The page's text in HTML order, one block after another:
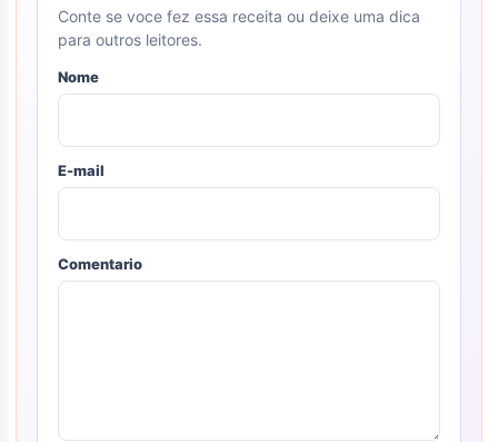
Conte se voce fez essa receita ou deixe uma dica
para outros leitores.
Nome
E-mail
Comentario